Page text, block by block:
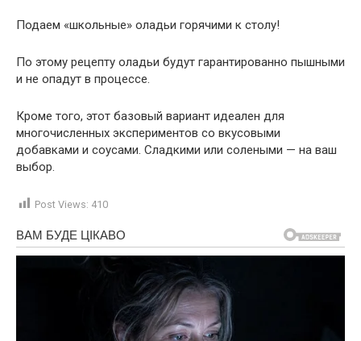
Подаем «школьные» оладьи горячими к столу!
По этому рецепту оладьи будут гарантированно пышными
и не опадут в процессе.
Кроме того, этот базовый вариант идеален для
многочисленных экспериментов со вкусовыми
добавками и соусами. Сладкими или солеными — на ваш
выбор.
Post Views: 410